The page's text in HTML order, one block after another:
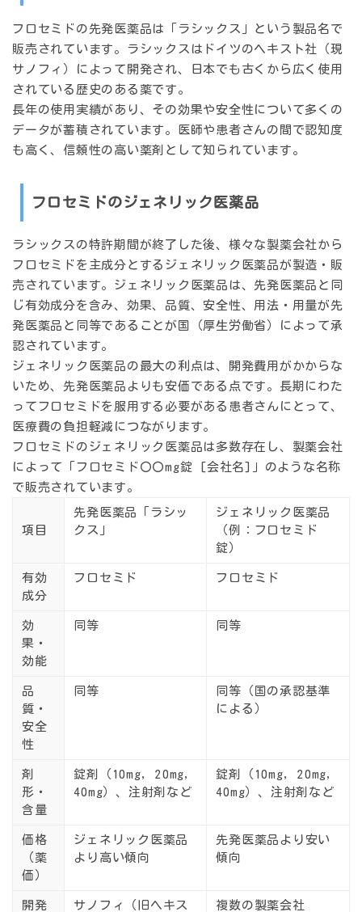
フロセミドの先発医薬品は「ラシックス」という製品名で
販売されています。ラシックスはドイツのヘキスト社（現
サノフィ）によって開発され、日本でも古くから広く使用
されている歴史のある薬です。
長年の使用実績があり、その効果や安全性について多くの
データが蓄積されています。医師や患者さんの間で認知度
も高く、信頼性の高い薬剤として知られています。
フロセミドのジェネリック医薬品
ラシックスの特許期間が終了した後、様々な製薬会社から
フロセミドを主成分とするジェネリック医薬品が製造・販
売されています。ジェネリック医薬品は、先発医薬品と同
じ有効成分を含み、効果、品質、安全性、用法・用量が先
発医薬品と同等であることが国（厚生労働省）によって承
認されています。
ジェネリック医薬品の最大の利点は、開発費用がかからな
いため、先発医薬品よりも安価である点です。長期にわた
ってフロセミドを服用する必要がある患者さんにとって、
医療費の負担軽減につながります。
フロセミドのジェネリック医薬品は多数存在し、製薬会社
によって「フロセミド〇〇mg錠 [会社名]」のような名称
で販売されています。
項目
先発医薬品「ラシッ
クス」
ジェネリック医薬品
（例：フロセミド
錠）
有効
成分
フロセミド フロセミド
効
果・
効能
同等 同等
品
質・
安全
性
同等
同等（国の承認基準
による）
剤
形・
含量
錠剤（10mg, 20mg,
40mg）、注射剤など
錠剤（10mg, 20mg,
40mg）、注射剤など
価格
（薬
価）
ジェネリック医薬品
より高い傾向
先発医薬品より安い
傾向
開発
サノフィ（旧ヘキス
複数の製薬会社